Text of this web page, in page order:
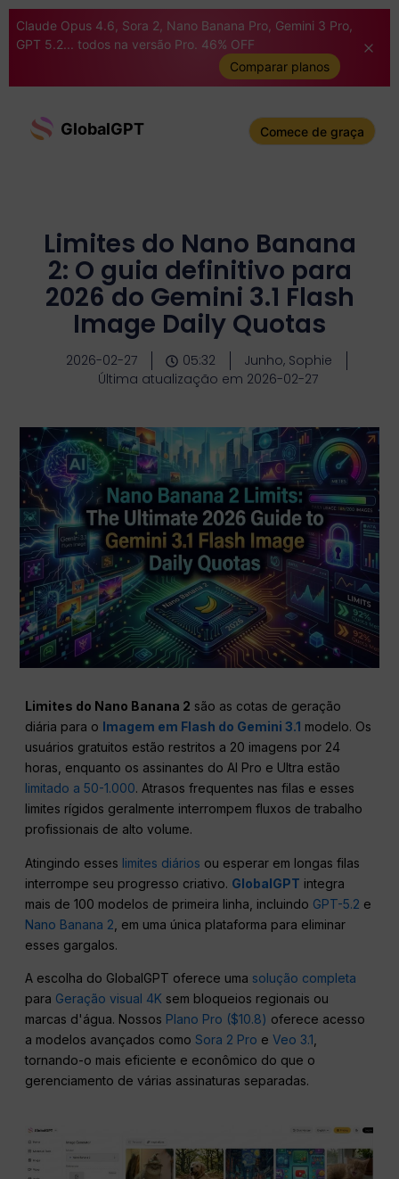
Claude Opus 4.6, Sora 2, Nano Banana Pro, Gemini 3 Pro,
GPT 5.2... todos na versão Pro. 46% OFF
Comparar planos
GlobalGPT Comece de graça
Limites do Nano Banana
2: O guia definitivo para
2026 do Gemini 3.1 Flash
Image Daily Quotas
2026-02-27 05:32
Junho, Sophie
Última atualização em 2026-02-27
Limites do Nano Banana 2 são as cotas de geração
diária para o Imagem em Flash do Gemini 3.1 modelo. Os
usuários gratuitos estão restritos a 20 imagens por 24
horas, enquanto os assinantes do AI Pro e Ultra estão
limitado a 50-1.000. Atrasos frequentes nas filas e esses
limites rígidos geralmente interrompem fluxos de trabalho
profissionais de alto volume.
Atingindo esses limites diários ou esperar em longas filas
interrompe seu progresso criativo. GlobalGPT integra
mais de 100 modelos de primeira linha, incluindo GPT-5.2 e
Nano Banana 2 , em uma única plataforma para eliminar
esses gargalos.
A escolha do GlobalGPT oferece uma solução completa
para Geração visual 4K sem bloqueios regionais ou
marcas d'água. Nossos Plano Pro ($10.8) oferece acesso
a modelos avançados comoSora 2 Pro eVeo 3.1
tornando-o mais eficiente e econômico do que o
gerenciamento de várias assinaturas separadas.